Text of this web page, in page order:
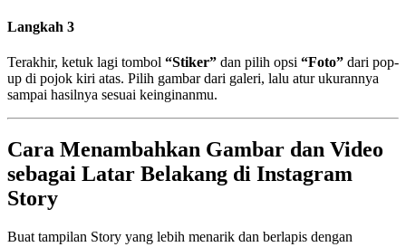
Langkah 3
Terakhir, ketuk lagi tombol “Stiker” dan pilih opsi “Foto” dari pop-
up di pojok kiri atas. Pilih gambar dari galeri, lalu atur ukurannya
sampai hasilnya sesuai keinginanmu.
Cara Menambahkan Gambar dan Video
sebagai Latar Belakang di Instagram
Story
Buat tampilan Story yang lebih menarik dan berlapis dengan